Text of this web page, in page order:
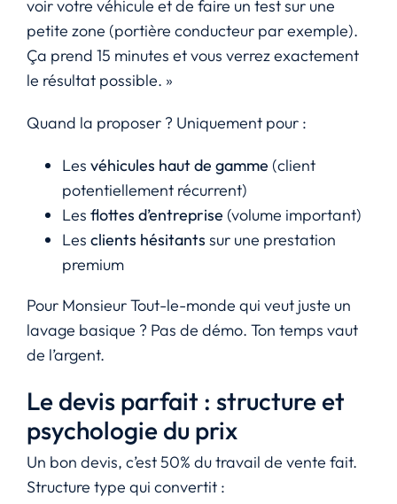
voir votre véhicule et de faire un test sur une
petite zone (portière conducteur par exemple).
Ça prend 15 minutes et vous verrez exactement
le résultat possible. »
Quand la proposer ? Uniquement pour :
Les véhicules haut de gamme (client
potentiellement récurrent)
Les flottes d’entreprise (volume important)
Les clients hésitants sur une prestation
premium
Pour Monsieur Tout-le-monde qui veut juste un
lavage basique ? Pas de démo. Ton temps vaut
de l’argent.
Le devis parfait : structure et
psychologie du prix
Un bon devis, c’est 50% du travail de vente fait.
Structure type qui convertit :